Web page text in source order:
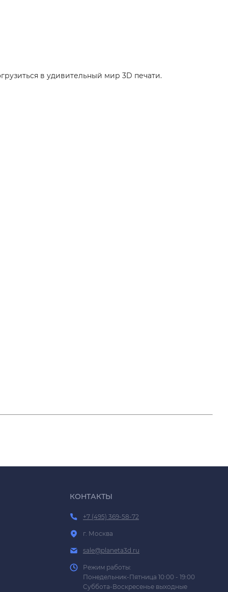
в удивительный мир 3D печати.
КОНТАКТЫ
+7 (495) 369-58-72
г. Москва
sale@planeta3d.ru
Режим работы:
Понедельник-Пятница 10:00 - 19:00
Суббота-Воскресенье выходные